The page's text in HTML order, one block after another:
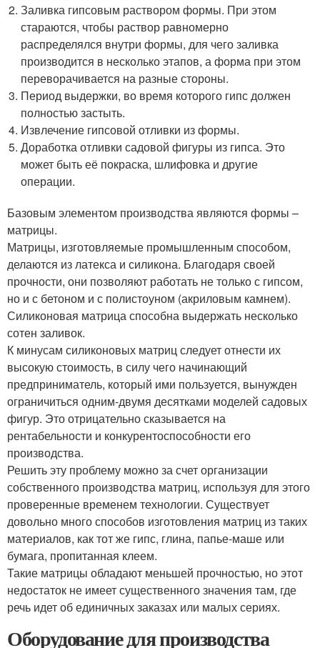
Заливка гипсовым раствором формы. При этом
стараются, чтобы раствор равномерно
распределялся внутри формы, для чего заливка
производится в несколько этапов, а форма при этом
переворачивается на разные стороны.
Период выдержки, во время которого гипс должен
полностью застыть.
Извлечение гипсовой отливки из формы.
Доработка отливки садовой фигуры из гипса. Это
может быть её покраска, шлифовка и другие
операции.
Базовым элементом производства являются формы –
матрицы.
Матрицы, изготовляемые промышленным способом,
делаются из латекса и силикона. Благодаря своей
прочности, они позволяют работать не только с гипсом,
но и с бетоном и с полистоуном (акриловым камнем).
Силиконовая матрица способна выдержать несколько
сотен заливок.
К минусам силиконовых матриц следует отнести их
высокую стоимость, в силу чего начинающий
предприниматель, который ими пользуется, вынужден
ограничиться одним-двумя десятками моделей садовых
фигур. Это отрицательно сказывается на
рентабельности и конкурентоспособности его
производства.
Решить эту проблему можно за счет организации
собственного производства матриц, используя для этого
проверенные временем технологии. Существует
довольно много способов изготовления матриц из таких
материалов, как тот же гипс, глина, папье-маше или
бумага, пропитанная клеем.
Такие матрицы обладают меньшей прочностью, но этот
недостаток не имеет существенного значения там, где
речь идет об единичных заказах или малых сериях.
Оборудование для производства